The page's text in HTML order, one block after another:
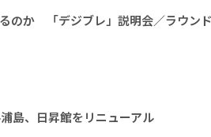
のか 「デジブレ」説明会／ラウン
島、日昇館をリニューアル